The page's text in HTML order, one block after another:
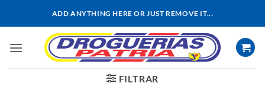
ADD ANYTHING HERE OR JUST REMOVE IT...
FILTRAR